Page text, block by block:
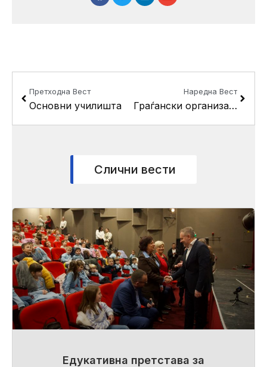
Претходна Вест
Основни училишта
Наредна Вест
Граѓански организации и фондации
Слични вести
Едукативна претстава за